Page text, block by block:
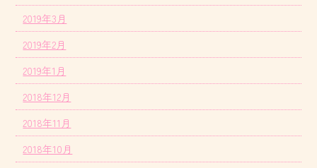
2019年3月
2019年2月
2019年1月
2018年12月
2018年11月
2018年10月